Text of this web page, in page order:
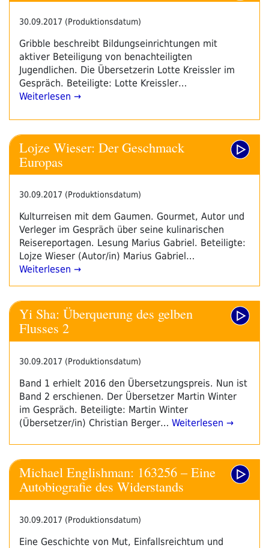
30.09.2017 (Produktionsdatum)
Gribble beschreibt Bildungseinrichtungen mit
aktiver Beteiligung von benachteiligten
Jugendlichen. Die Übersetzerin Lotte Kreissler im
Gespräch. Beteiligte: Lotte Kreissler…
Weiterlesen →
Lojze Wieser: Der Geschmack
Europas
30.09.2017 (Produktionsdatum)
Kulturreisen mit dem Gaumen. Gourmet, Autor und
Verleger im Gespräch über seine kulinarischen
Reisereportagen. Lesung Marius Gabriel. Beteiligte:
Lojze Wieser (Autor/in) Marius Gabriel…
Weiterlesen →
Yi Sha: Überquerung des gelben
Flusses 2
30.09.2017 (Produktionsdatum)
Band 1 erhielt 2016 den Übersetzungspreis. Nun ist
Band 2 erschienen. Der Übersetzer Martin Winter
im Gespräch. Beteiligte: Martin Winter
(Übersetzer/in) Christian Berger… Weiterlesen →
Michael Englishman: 163256 – Eine
Autobiografie des Widerstands
30.09.2017 (Produktionsdatum)
Eine Geschichte von Mut, Einfallsreichtum und